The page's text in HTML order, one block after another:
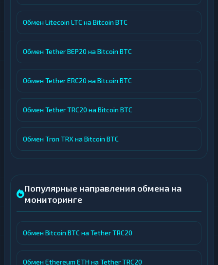
Обмен Litecoin LTC на Bitcoin BTC
Обмен Tether BEP20 на Bitcoin BTC
Обмен Tether ERC20 на Bitcoin BTC
Обмен Tether TRC20 на Bitcoin BTC
Обмен Tron TRX на Bitcoin BTC
Популярные направления обмена на
мониторинге
Обмен Bitcoin BTC на Tether TRC20
Обмен Ethereum ETH на Tether TRC20